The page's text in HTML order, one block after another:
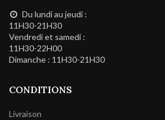
Du lundi au jeudi :
11H30-21H30
Vendredi et samedi :
11H30-22H00
Dimanche : 11H30-21H30
CONDITIONS
Livraison